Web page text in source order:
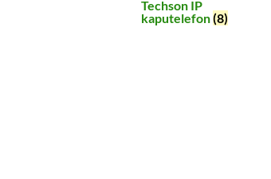
Techson IP
kaputelefon(8)